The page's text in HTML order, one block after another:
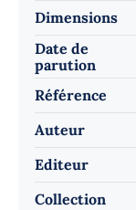
Dimensions
Date de
parution
Référence
Auteur
Editeur
Collection